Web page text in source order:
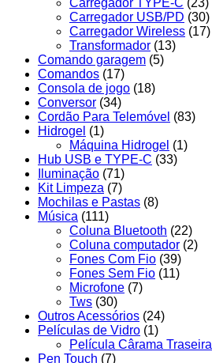
Carregador TYPE-C (23)
Carregador USB/PD (30)
Carregador Wireless (17)
Transformador (13)
Comando garagem (5)
Comandos (17)
Consola de jogo (18)
Conversor (34)
Cordão Para Telemóvel (83)
Hidrogel (1)
Máquina Hidrogel (1)
Hub USB e TYPE-C (33)
Iluminação (71)
Kit Limpeza (7)
Mochilas e Pastas (8)
Música (111)
Coluna Bluetooth (22)
Coluna computador (2)
Fones Com Fio (39)
Fones Sem Fio (11)
Microfone (7)
Tws (30)
Outros Acessórios (24)
Películas de Vidro (1)
Película Cârama Traseira
Pen Touch (7)